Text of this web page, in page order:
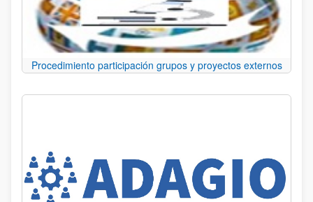
Procedimiento participación grupos y proyectos externos